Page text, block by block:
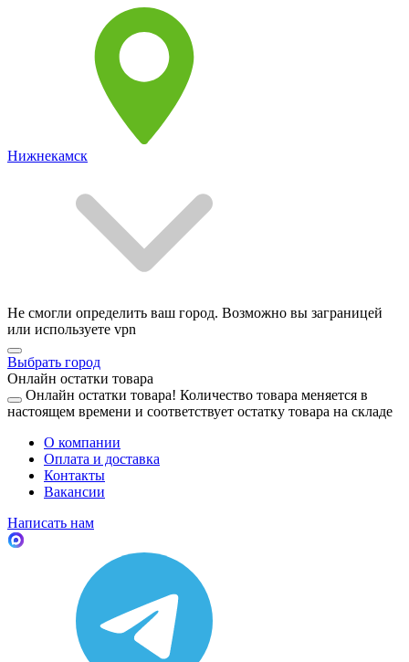
Нижнекамск
Не смогли определить ваш город. Возможно вы заграницей
или используете vpn
Выбрать город
Онлайн остатки товара
Онлайн остатки товара! Количество товара меняется в
настоящем времени и соответствует остатку товара на складе
О компании
Оплата и доставка
Контакты
Вакансии
Написать нам